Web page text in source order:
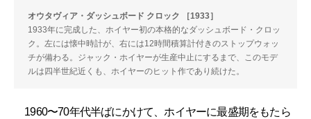
オウタヴィア・ダッシュボード クロック ［1933］
1933年に完成した、ホイヤー初の本格的なダッシュボード・クロッ
ク。左には懐中時計が、右には12時間積算計付きのストップウォッ
チが備わる。ジャック・ホイヤーが生産中止にするまで、このモデ
ルは四半世紀近くも、ホイヤーのヒット作であり続けた。
1960〜70年代半ばにかけて、ホイヤーに最盛期をもたら